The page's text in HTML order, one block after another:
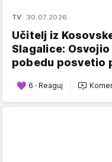
TV 30.07.2026.
Učitelj iz
Slagalice:
pobedu posvetio
6 · Reaguj